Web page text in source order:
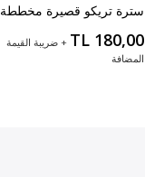
سترة تريكو قصيرة مخططة
TL 180,00 + ضريبة القيمة
المضافة